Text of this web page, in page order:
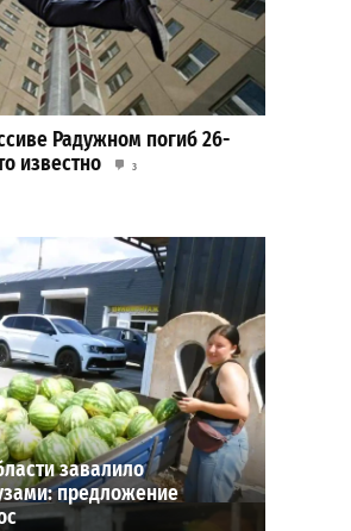
Радужном погиб 26-
известно
3
VIP-зоны: сколько
за отдых в Аркадии
завалило
предложение